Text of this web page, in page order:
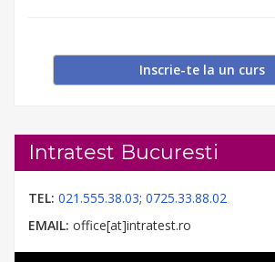
Inscrie-te la un curs
Intratest Bucuresti
TEL: 021.555.38.03; 0725.33.88.02
EMAIL: office[at]intratest.ro